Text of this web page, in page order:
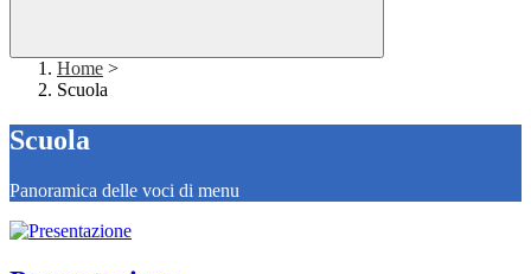
Home >
Scuola
Scuola
Panoramica delle voci di menu